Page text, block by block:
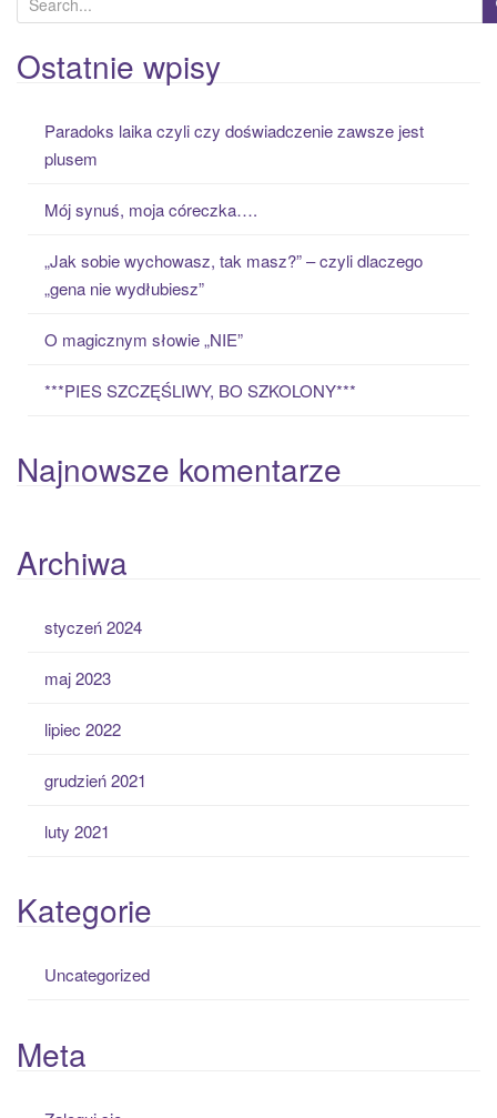
e
a
r
Ostatnie wpisy
Paradoks laika czyli czy doświadczenie zawsze jest
plusem
Mój synuś, moja córeczka….
„Jak sobie wychowasz, tak masz?” – czyli dlaczego
„gena nie wydłubiesz”
O magicznym słowie „NIE”
***PIES SZCZĘŚLIWY, BO SZKOLONY***
Najnowsze komentarze
Archiwa
styczeń 2024
maj 2023
lipiec 2022
grudzień 2021
luty 2021
Kategorie
Uncategorized
Meta